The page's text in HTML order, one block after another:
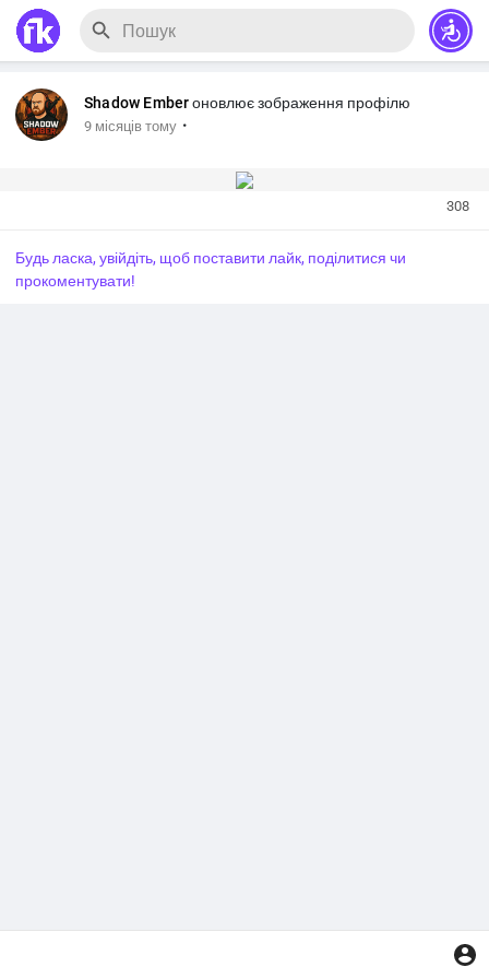
Shadow Ember оновлює зображення профілю
9 місяців тому ·
308
Будь ласка, увійдіть, щоб поставити лайк, поділитися чи
прокоментувати!